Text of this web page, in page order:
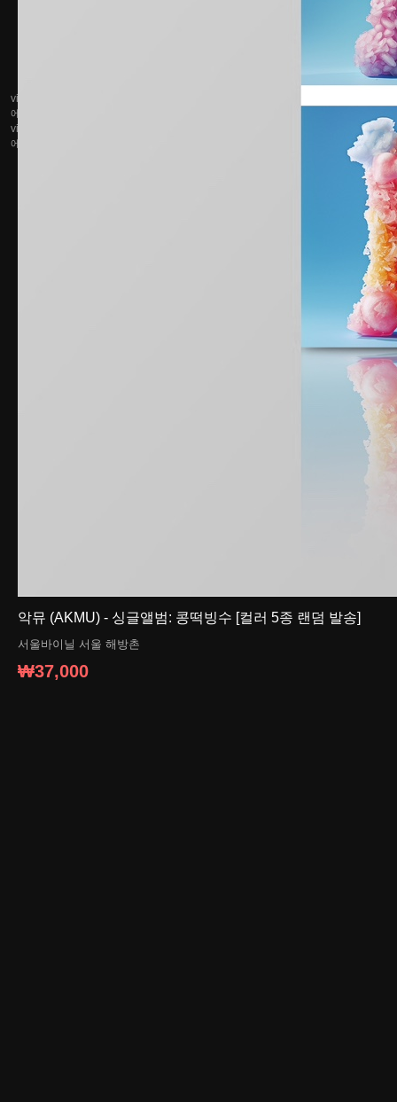
악뮤 (AKMU) - 싱글앨범: 콩떡빙수 [컬러 5종 랜덤 발송]
서울바이닐 서울 해방촌
₩37,000
vinyl.coroke.net은 상품판매 당사자가 아니며, 수집 분류된 정보 및 각 상품 거래
에 대해 보증 또는 책임을 지지 않습니다.
vinyl.coroke.net에 표시되는 가격, 상품 정보, 판매 여부 등은 각 상품판매 당사자
에 의해 수시로 변동될 수 있습니다.